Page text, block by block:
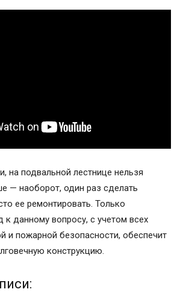
на подвальной лестнице нельзя
— наоборот, один раз сделать
ее ремонтировать. Только
к данному вопросу, с учетом всех
и пожарной безопасности, обеспечит
конструкцию.